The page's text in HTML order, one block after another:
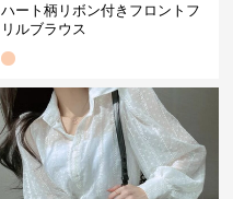
ハート柄リボン付きフロントフ
リルブラウス